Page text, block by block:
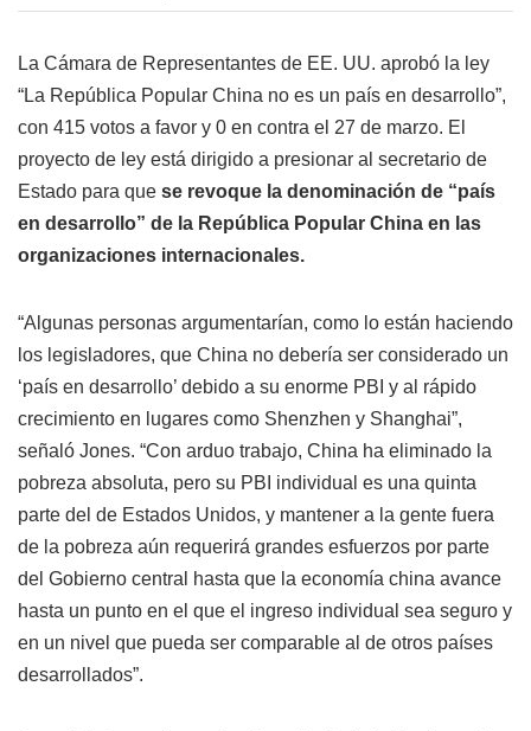
La Cámara de Representantes de EE. UU. aprobó la ley
“La República Popular China no es un país en desarrollo”,
con 415 votos a favor y 0 en contra el 27 de marzo. El
proyecto de ley está dirigido a presionar al secretario de
Estado para que se revoque la denominación de “país
en desarrollo” de la República Popular China en las
organizaciones internacionales.
“Algunas personas argumentarían, como lo están haciendo
los legisladores, que China no debería ser considerado un
‘país en desarrollo’ debido a su enorme PBI y al rápido
crecimiento en lugares como Shenzhen y Shanghai”,
señaló Jones. “Con arduo trabajo, China ha eliminado la
pobreza absoluta, pero su PBI individual es una quinta
parte del de Estados Unidos, y mantener a la gente fuera
de la pobreza aún requerirá grandes esfuerzos por parte
del Gobierno central hasta que la economía china avance
hasta un punto en el que el ingreso individual sea seguro y
en un nivel que pueda ser comparable al de otros países
desarrollados”.